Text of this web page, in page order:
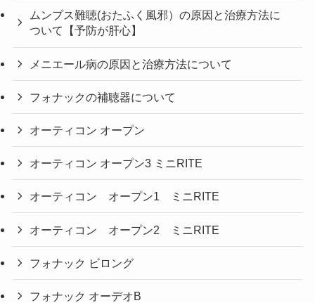
ムンプス難聴(おたふく風邪）の原因と治療方法に
ついて【予防が肝心】
メニエール病の原因と治療方法について
フォナックの補聴器について
オーティコン オープン
オーティコン オープン3 ミニRITE
オーティコン オープン1 ミニRITE
オーティコン オープン2 ミニRITE
フォナック ビロング
フォナック オーデオB